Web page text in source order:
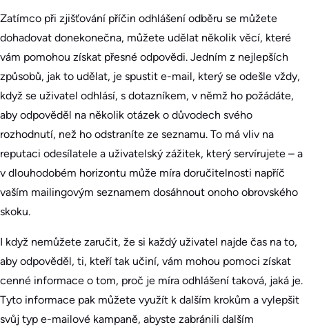
Zatímco při zjišťování příčin odhlášení odběru se můžete
dohadovat donekonečna, můžete udělat několik věcí, které
vám pomohou získat přesné odpovědi. Jedním z nejlepších
způsobů, jak to udělat, je spustit e-mail, který se odešle vždy,
když se uživatel odhlásí, s dotazníkem, v němž ho požádáte,
aby odpověděl na několik otázek o důvodech svého
rozhodnutí, než ho odstraníte ze seznamu. To má vliv na
reputaci odesílatele a uživatelský zážitek, který servírujete – a
v dlouhodobém horizontu může míra doručitelnosti napříč
vaším mailingovým seznamem dosáhnout onoho obrovského
skoku.
I když nemůžete zaručit, že si každý uživatel najde čas na to,
aby odpověděl, ti, kteří tak učiní, vám mohou pomoci získat
cenné informace o tom, proč je míra odhlášení taková, jaká je.
Tyto informace pak můžete využít k dalším krokům a vylepšit
svůj typ e-mailové kampaně, abyste zabránili dalším